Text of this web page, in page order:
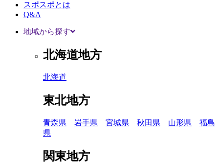
スポスポとは
Q&A
地域から探す
北海道地方
北海道
東北地方
青森県 岩手県 宮城県 秋田県 山形県
福島
県
関東地方